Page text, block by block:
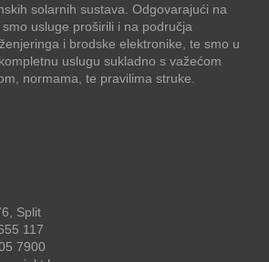
solarnih sustava. Odgovarajući na
usluge proširili i na područja
i brodske elektronike, te smo u
uslugu sukladno s važećom
normama, te pravilima struke.
Split
117
7900